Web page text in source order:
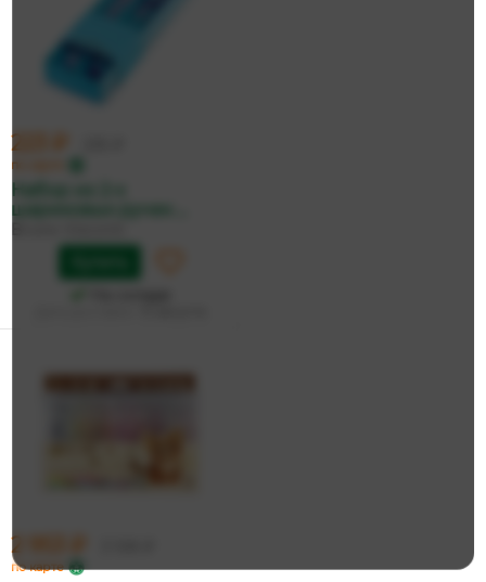
223 ₽
по карте
Набор из 2-х
шариковых ручек ...
2 953 ₽
по карте